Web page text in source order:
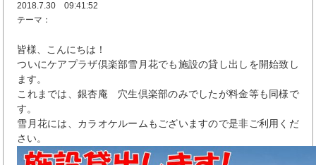
2018.7.30 09:41:52
テーマ：
皆様、こんにちは！
ついにケアプラザ倶楽部雪月花でも施設の貸し出しを開始致し
ます。
これまでは、銀杏庵 穴生倶楽部のみでしたが料金等も同様で
す。
雪月花には、カラオケルームもございますので是非ご利用くだ
さい。